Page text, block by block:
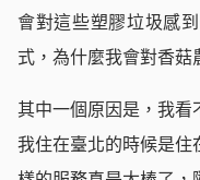
會對這些塑膠垃圾感
式，為什麼我會對香菇
其中一個原因是，我看
我住在臺北的時候是住